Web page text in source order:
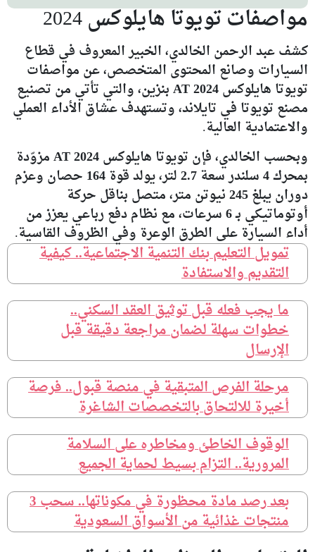
مواصفات تويوتا هايلوكس 2024
كشفعبد الرحمن الخالدي، الخبير المعروف في قطاع
السيارات وصانع المحتوى المتخصص، عن مواصفات
تويوتا هايلوكس 2024 AT بنزين ، والتي تأتي من تصنيع
مصنع تويوتا في تايلاند، وتستهدف عشاق الأداء العملي
والاعتمادية العالية.
وبحسب الخالدي، فإن تويوتا هايلوكس AT 2024 مزوّدة
بمحرك4 سلندر سعة 2.7 لتر ، يولد قوة164 حصان وعزم
دوران يبلغ245 نيوتن متر ، متصل بناقل حركة
أوتوماتيكي بـ6 سرعات ، مع نظامدفع رباعييعزز من
أداء السيارة على الطرق الوعرة وفي الظروف القاسية.
تمويل التعليم بنك التنمية الاجتماعية.. كيفية
التقديم والاستفادة
ما يجب فعله قبل توثيق العقد السكني..
خطوات سهلة لضمان مراجعة دقيقة قبل
الإرسال
مرحلة الفرص المتبقية في منصة قبول.. فرصة
أخيرة للالتحاق بالتخصصات الشاغرة
الوقوف الخاطئ ومخاطره على السلامة
المرورية.. التزام بسيط لحماية الجميع
بعد رصد مادة محظورة في مكوناتها.. سحب 3
منتجات غذائية من الأسواق السعودية